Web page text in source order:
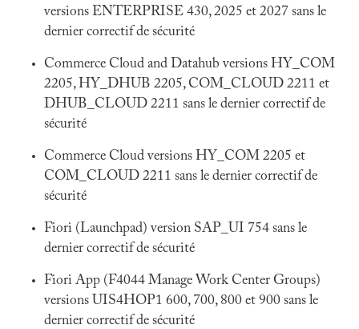
versions ENTERPRISE 430, 2025 et 2027 sans le
dernier correctif de sécurité
Commerce Cloud and Datahub versions HY_COM
2205, HY_DHUB 2205, COM_CLOUD 2211 et
DHUB_CLOUD 2211 sans le dernier correctif de
sécurité
Commerce Cloud versions HY_COM 2205 et
COM_CLOUD 2211 sans le dernier correctif de
sécurité
Fiori (Launchpad) version SAP_UI 754 sans le
dernier correctif de sécurité
Fiori App (F4044 Manage Work Center Groups)
versions UIS4HOP1 600, 700, 800 et 900 sans le
dernier correctif de sécurité